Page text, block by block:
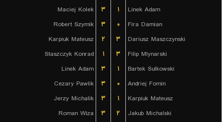
Maciej Kolek
۳ ۱
Linek Adam
Robert Szymik
۳ ۰
Fira Damian
Karpiuk Mateusz
۲ ۳
Dariusz Maszczynski
Staszczyk Konrad
۱ ۳
Filip Mlynarski
Linek Adam
۳ ۱
Bartek Sulkowski
Cezary Pawlik
۳ ۰
Andriej Fomin
Jerzy Michalik
۳ ۱
Karpiuk Mateusz
Roman Wiza
۳ ۲
Jakub Michalski